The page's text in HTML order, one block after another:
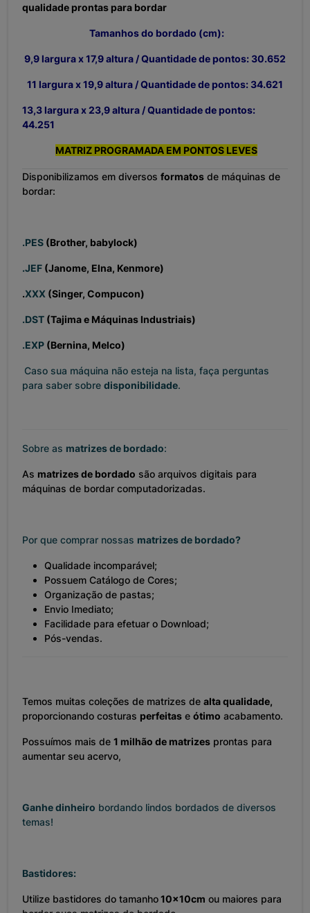
qualidade prontas para bordar
Tamanhos do bordado (cm):
9,9 largura x 17,9 altura / Quantidade de pontos: 30.652
11 largura x 19,9 altura / Quantidade de pontos: 34.621
13,3 largura x 23,9 altura / Quantidade de pontos:
44.251
MATRIZ PROGRAMADA EM PONTOS LEVES
Disponibilizamos em diversos formatos de máquinas de
bordar:
.PES (Brother, babylock)
.JEF (Janome, Elna, Kenmore)
.XXX (Singer, Compucon)
.DST (Tajima e Máquinas Industriais)
.EXP (Bernina, Melco)
Caso sua máquina não esteja na lista, faça perguntas
para saber sobre disponibilidade.
Sobre as matrizes de bordado:
As matrizes de bordado são arquivos digitais para
máquinas de bordar computadorizadas.
Por que comprar nossas matrizes de bordado?
Qualidade incomparável;
Possuem Catálogo de Cores;
Organização de pastas;
Envio Imediato;
Facilidade para efetuar o Download;
Pós-vendas.
Temos muitas coleções de matrizes de alta qualidade,
proporcionando costuras perfeitas e ótimo acabamento.
Possuímos mais de 1 milhão de matrizes prontas para
aumentar seu acervo,
Ganhe dinheiro bordando lindos bordados de diversos
temas!
Bastidores:
Utilize bastidores do tamanho10x10cm ou maiores para